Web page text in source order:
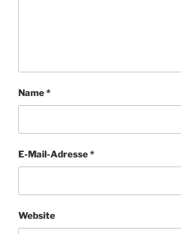
Name*
E-Mail-Adresse*
Website